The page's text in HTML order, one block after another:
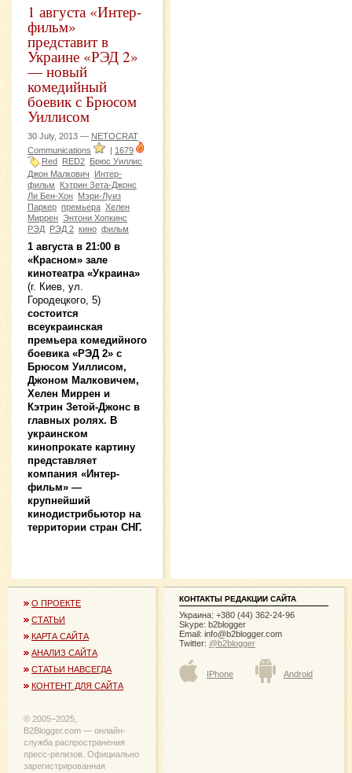
1 августа «Интер-
фильм»
представит в
Украине «РЭД 2»
— новый
комедийный
боевик с Брюсом
Уиллисом
30 July, 2013 — NETOCRAT
Communications
1679
Red
RED2
Брюс Уиллис
Джон Малкович
Интер-
фильм
Кэтрин Зета-Джонс
Ли Бен-Хон Мэри-Луиз
Паркер премьера Хелен
Миррен Энтони Хопкинс
РЭД
РЭД 2 кино фильм
1 августа в 21:00 в
«Красном» зале
кинотеатра «Украина»
(г. Киев, ул.
Городецкого, 5)
состоится
всеукраинская
премьера комедийного
боевика «РЭД 2» с
Брюсом Уиллисом,
Джоном Малковичем,
Хелен Миррен и
Кэтрин Зетой-Джонс в
главных ролях. В
украинском
кинопрокате картину
представляет
компания «Интер-
фильм» —
крупнейший
кинодистрибьютор на
территории стран СНГ.
О ПРОЕКТЕ
СТАТЬИ
КАРТА САЙТА
АНАЛИЗ САЙТА
СТАТЬИ НАВСЕГДА
КОНТЕНТ ДЛЯ САЙТА
© 2005−2025,
B2Blogger.com — онлайн-
служба распространения
пресс-релизов. Официально
зарегистрированная
КОНТАКТЫ РЕДАКЦИИ САЙТА
Украина: +380 (44) 362-24-96
Skype: b2blogger
Email: info@b2blogger.com
Twitter: @b2blogger
IPhone Android